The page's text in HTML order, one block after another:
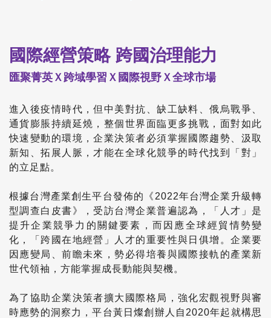
國際經營策略 跨國治理能力
匯聚菁英Ｘ跨域學習Ｘ國際視野Ｘ全球市場
進入後疫情時代，但中美對抗、缺工缺料、俄烏戰爭、
通貨膨脹持續延燒，整個世界面臨更多挑戰，面對如此
快速變動的環境，企業決策者必須掌握國際趨勢、汲取
新知、拓展人脈，才能在全球化競爭的時代找到「對」
的立足點。
根據台灣產業創生平台發佈的《2022年台灣企業升級轉
型調查白皮書》，受訪台灣企業普遍認為，「人才」是
提升企業競爭力的關鍵要素，而因應全球經貿情勢變
化，「跨國在地經營」人才的重要性與日俱增。企業要
因應變局、前瞻未來，勢必得培養與國際接軌的產業新
世代領袖，方能掌握成長動能與契機。
為了協助企業決策者擴大國際格局，強化宏觀視野與審
時應勢的洞察力，平台黃日燦創辦人自2020年起就構思